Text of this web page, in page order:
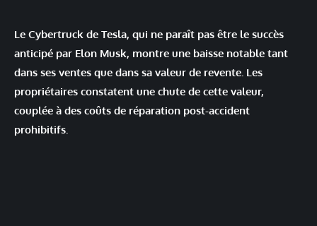
Le Cybertruck de Tesla, qui ne paraît pas être le succès
anticipé par Elon Musk, montre une baisse notable tant
dans ses ventes que dans sa valeur de revente. Les
propriétaires constatent une chute de cette valeur,
couplée à des coûts de réparation post-accident
prohibitifs.